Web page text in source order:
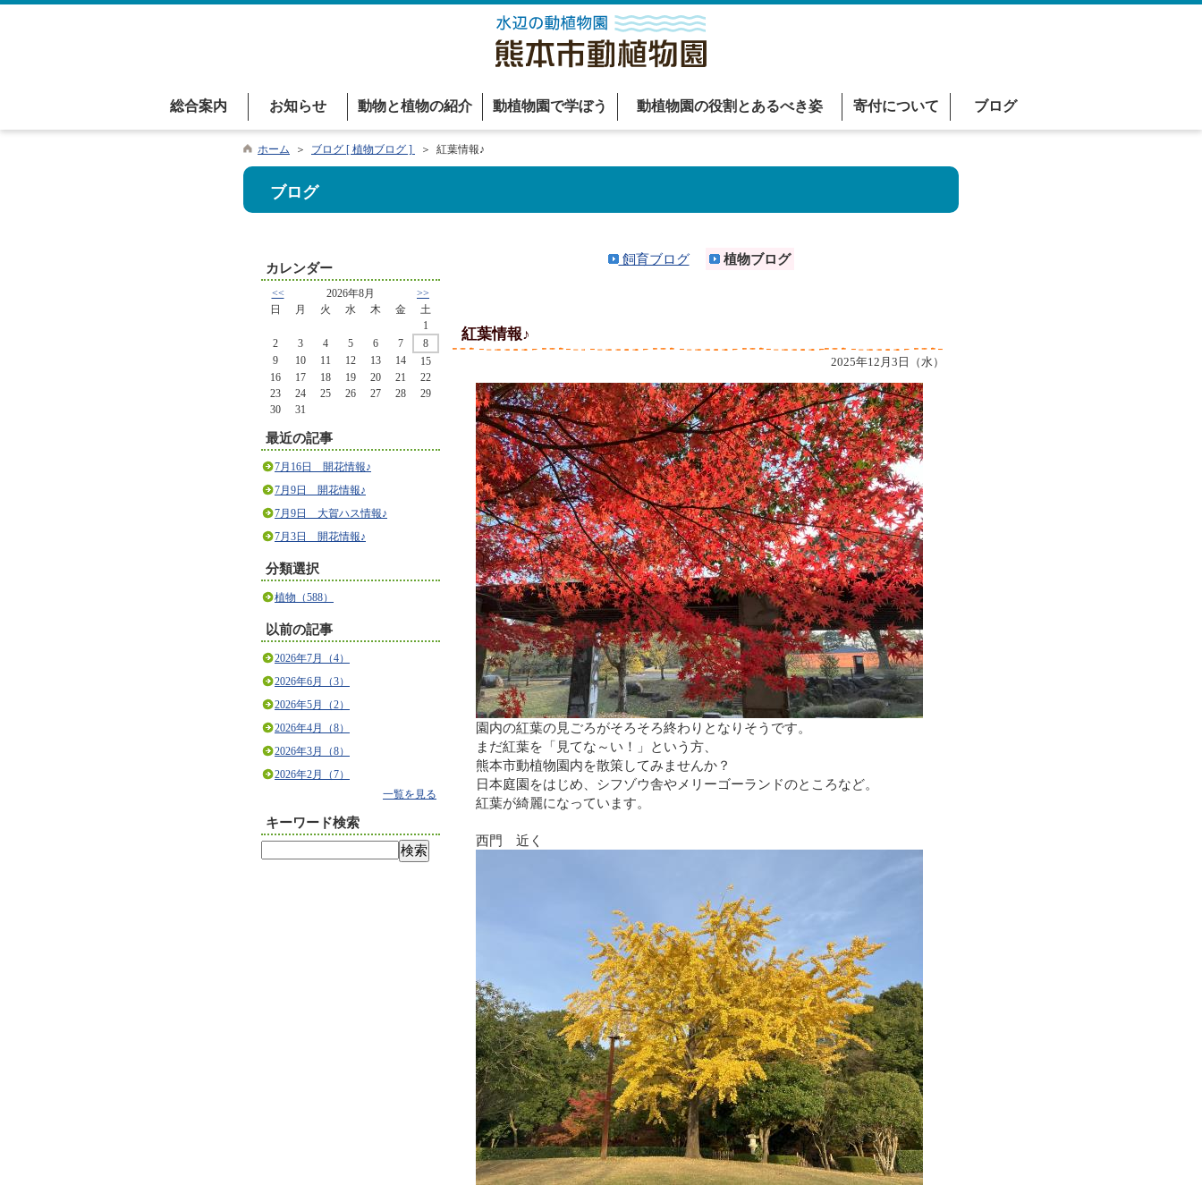
総合案内 お知らせ 動物と植物の紹介 動植物園で学ぼう 動植物園の役割とあるべき姿 寄付について ブログ
ホーム ＞ ブログ [ 植物ブログ ] ＞ 紅葉情報♪
ブログ
カレンダー
<< 2026年8月
>>
日
月 火 水 木 金
土
1
2
3 4 5 6 7
8
9
10 11 12 13 14
15
16
17 18 19 20 21
22
23
24 25 26 27 28
29
30
31
最近の記事
7月16日 開花情報♪
7月9日 開花情報♪
7月9日 大賀ハス情報♪
7月3日 開花情報♪
分類選択
植物（588）
以前の記事
2026年7月（4）
2026年6月（3）
2026年5月（2）
2026年4月（8）
2026年3月（8）
2026年2月（7）
一覧を見る
キーワード検索
飼育ブログ 植物ブログ
紅葉情報♪
2025年12月3日（水）
園内の紅葉の見ごろがそろそろ終わりとなりそうです。
まだ紅葉を「見てな～い！」という方、
熊本市動植物園内を散策してみませんか？
日本庭園をはじめ、シフゾウ舎やメリーゴーランドのところなど。
紅葉が綺麗になっています。
西門 近く